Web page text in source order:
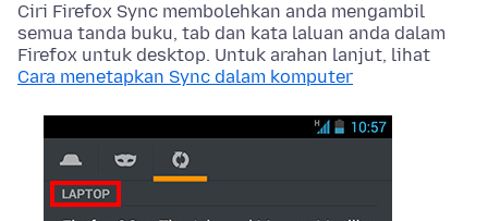
Ciri Firefox Sync membolehkan anda mengambil
semua tanda buku, tab dan kata laluan anda dalam
Firefox untuk desktop. Untuk arahan lanjut, lihat
Cara menetapkan Sync dalam komputer